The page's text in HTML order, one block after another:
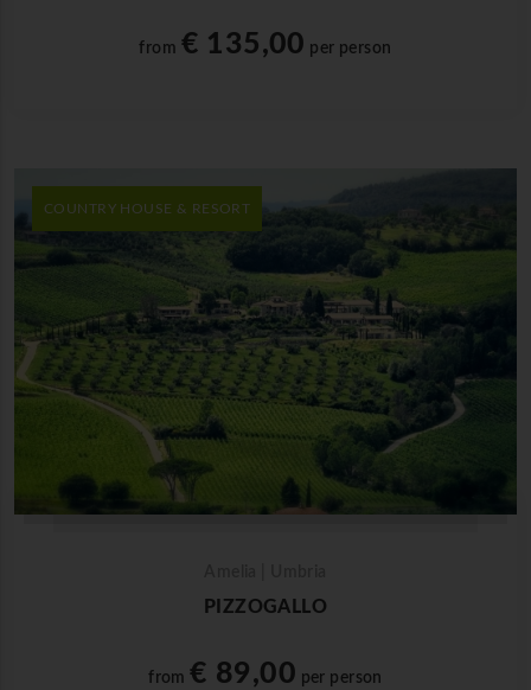
from € 135,00 per person
COUNTRY HOUSE & RESORT
PIZZOGALLO
from€ 89,00 per person